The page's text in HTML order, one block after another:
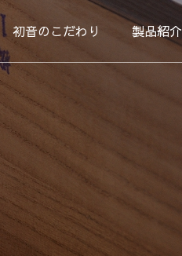
初音のこだわり 製品紹介